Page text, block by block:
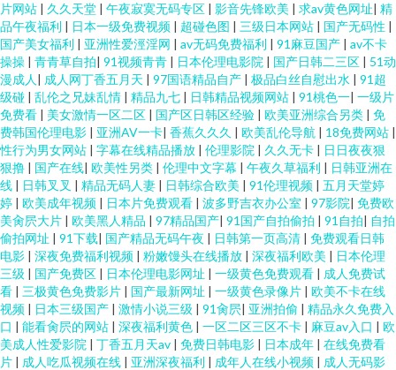
片网站 | 久久天堂 | 午夜寂寞无码专区 | 影音先锋欧美 | 求av黄色网址| 精
品午夜福利 | 日本一级免费视频 | 超碰色图 | 三级日本网站 | 国产无码性 |
国产美女福利 | 亚洲性爱涇淫网 | av无码免费福利 | 91麻豆国产 | av不卡
操操 | 青青草自拍| 91视频青青 | 日本伦理电影院 | 国产日韩二三区 | 51动
漫成人 | 成人网丁香五月天 | 97国语精品自产 | 极品白丝自慰出水 | 91超
级碰 | 乱伦之兄妹乱情 | 精品九七 | 日韩精品视频网站 | 91桃色一| 一级片
免费看 | 美女激情一区二区 | 国产区日韩区经验 | 欧美亚洲综合另类 | 免
费韩国伦理电影 | 亚洲AV一卡| 香蕉久久久 | 欧美乱伦导航 | 18免费网站 |
性行为男女网站 | 字幕在线精品播放 | 伦理影院 | 久久无卡 | 日日夜夜狠
狠撸 | 国产在线| 欧美性另类 | 伦理中文字幕 | 午夜久草福利 | 日韩亚洲在
线 | 日韩叉叉 | 精品无码人妻 | 日韩综合欧美 | 91伦理视频 | 五月天堂婷
婷 | 欧美成年视频 | 日本片免费观看 | 波多野吉衣办公室 | 97影院| 免费欧
美肏屄大片 | 欧美黑人精品 | 97精品国产| 91国产自拍偷拍 | 91自拍| 自拍
偷拍网址 | 91下载| 国产精品无码午夜 | 日韩第一页高清 | 免费观看日韩
电影 | 深夜免费福利视频 | 粉嫩馒头在线播放 | 深夜福利欧美 | 日本伦理
三级 | 国产免费区 | 日本伦理电影网址 | 一级黄色免费观看 | 成人免费试
看 | 三极黄色免费影片 | 国产最新网址 | 一级黄色录像片 | 欧美不卡在线
视频 | 日本三级国产 | 激情小说三级 | 91肏屄| 亚洲拍偷 | 精品永久免费入
口 | 能看肏屄的网站 | 深夜福利黄色 | 一区二区三区不卡 | 麻豆av入口 | 欧
美成人性爱影院 | 丁香五月天av | 免费日韩电影 | 日本成年 | 在线免费看
片 | 成人吃瓜视频在线 | 亚洲深夜福利 | 成年人在线小视频 | 成人无码影